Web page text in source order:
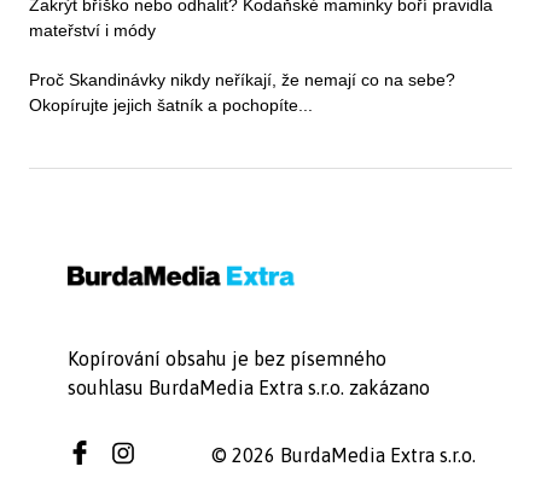
Zakrýt bříško nebo odhalit? Kodaňské maminky boří pravidla
mateřství i módy
Proč Skandinávky nikdy neříkají, že nemají co na sebe?
Okopírujte jejich šatník a pochopíte...
Kopírování obsahu je bez písemného
souhlasu BurdaMedia Extra s.r.o. zakázano
© 2026 BurdaMedia Extra s.r.o.